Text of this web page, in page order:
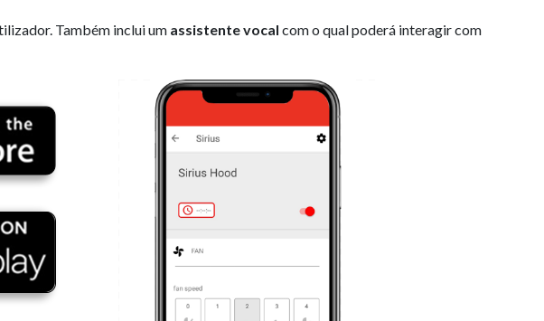
Também inclui um assistente vocal com o qual poderá interagir com